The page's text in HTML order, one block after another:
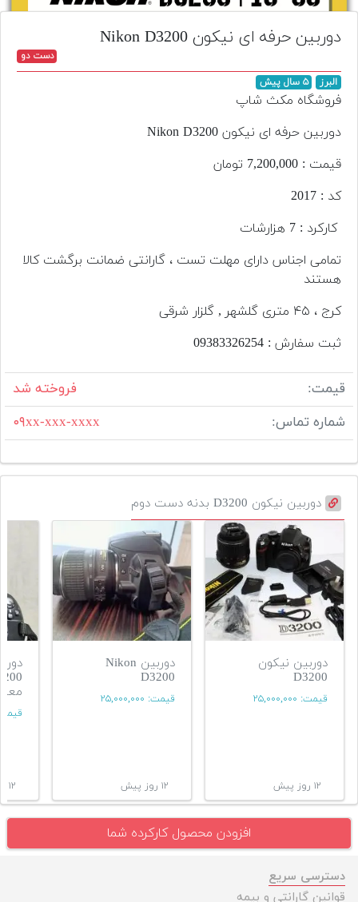
تجهیزات
مکث
افزودن
دست
قیمت
دوربین حرفه ای نیکون Nikon D3200
دست دو
البرز ۵ سال پیش
فروشگاه مکث شاپ
دوربین حرفه ای نیکون Nikon D3200
قیمت : 7,200,000 تومان
کد : 2017
کارکرد : 7 هزارشات
تمامی اجناس دارای مهلت تست ، گارانتی ضمانت برگشت کالا
هستند
کرج ، ۴۵ متری گلشهر , گلزار شرقی
ثبت سفارش : 093‌833‌262‌54
قیمت:
فروخته شد
شماره تماس:
۰۹xx-xxx-xxxx
دوربین نیکون D3200 بدنه دست دوم
دوربین نیکون
D3200
قیمت: ۲۵,۰۰۰,۰۰۰
۱۲ روز پیش
دوربین Nikon
D3200
قیمت: ۲۵,۰۰۰,۰۰۰
۱۲ روز پیش ۱۲ روز پیش
افزودن محصول کارکرده شما
دسترسی سریع
قوانین گارانتی و بیمه